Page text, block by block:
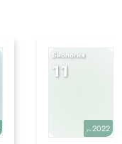
Биология
11
уч.2022